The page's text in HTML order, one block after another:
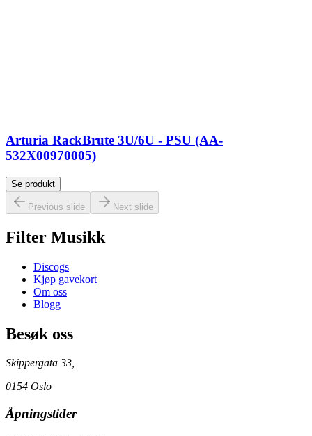
Arturia RackBrute 3U/6U - PSU (AA-
532X00970005)
Se produkt
Previous slide Next slide
Filter Musikk
Discogs
Kjøp gavekort
Om oss
Blogg
Besøk oss
Skippergata 33,
0154 Oslo
Åpningstider